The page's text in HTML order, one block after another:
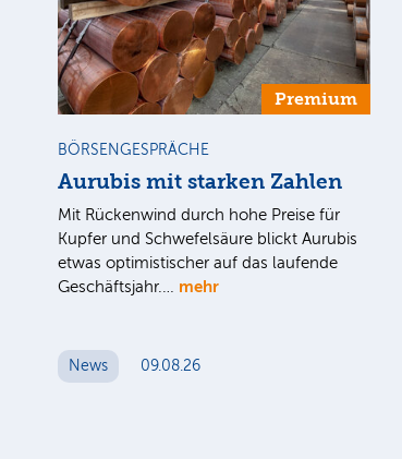
Premium
BÖRSENGESPRÄCHE
Aurubis mit starken Zahlen
Mit Rückenwind durch hohe Preise für
Kupfer und Schwefelsäure blickt Aurubis
etwas optimistischer auf das laufende
Geschäftsjahr.… mehr
News 09.08.26